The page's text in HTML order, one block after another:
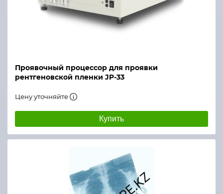
Проявочный процессор для проявки
рентгеновской пленки JP-33
Цену уточняйте
Купить